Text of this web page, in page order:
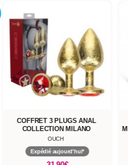
COFFRET 3 PLUGS ANAL
COLLECTION MILANO
OUCH
Expédié aujourd'hui*